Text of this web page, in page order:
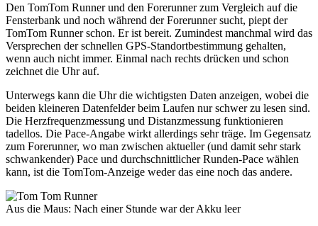
Den TomTom Runner und den Forerunner zum Vergleich auf die
Fensterbank und noch während der Forerunner sucht, piept der
TomTom Runner schon. Er ist bereit. Zumindest manchmal wird das
Versprechen der schnellen GPS-Standortbestimmung gehalten,
wenn auch nicht immer. Einmal nach rechts drücken und schon
zeichnet die Uhr auf.
Unterwegs kann die Uhr die wichtigsten Daten anzeigen, wobei die
beiden kleineren Datenfelder beim Laufen nur schwer zu lesen sind.
Die Herzfrequenzmessung und Distanzmessung funktionieren
tadellos. Die Pace-Angabe wirkt allerdings sehr träge. Im Gegensatz
zum Forerunner, wo man zwischen aktueller (und damit sehr stark
schwankender) Pace und durchschnittlicher Runden-Pace wählen
kann, ist die TomTom-Anzeige weder das eine noch das andere.
Aus die Maus: Nach einer Stunde war der Akku leer